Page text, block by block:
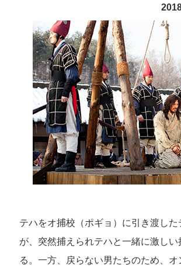
テハをオ捕校（ポギョ）に引き渡した
が、突然捕えられテハと一緒に激しい
る。一方、戻らない男たちのため、オ